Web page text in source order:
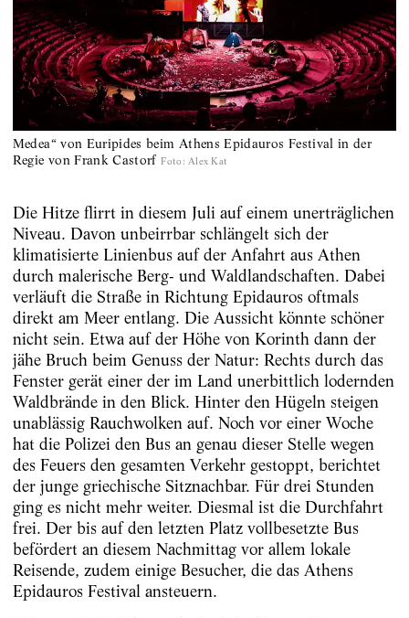
Medea“ von Euripides beim Athens Epidauros Festival in der
Regie von Frank Castorf Foto: Alex Kat
Die Hitze flirrt in diesem Juli auf einem unerträglichen
Niveau. Davon unbeirrbar schlängelt sich der
klimatisierte Linienbus auf der Anfahrt aus Athen
durch malerische Berg- und Waldlandschaften. Dabei
verläuft die Straße in Richtung Epidauros oftmals
direkt am Meer entlang. Die Aussicht könnte schöner
nicht sein. Etwa auf der Höhe von Korinth dann der
jähe Bruch beim Genuss der Natur: Rechts durch das
Fenster gerät einer der im Land unerbittlich lodernden
Waldbrände in den Blick. Hinter den Hügeln steigen
unablässig Rauchwolken auf. Noch vor einer Woche
hat die Polizei den Bus an genau dieser Stelle wegen
des Feuers den gesamten Verkehr gestoppt, berichtet
der junge griechische Sitznachbar. Für drei Stunden
ging es nicht mehr weiter. Diesmal ist die Durchfahrt
frei. Der bis auf den letzten Platz vollbesetzte Bus
befördert an diesem Nachmittag vor allem lokale
Reisende, zudem einige Besucher, die das Athens
Epidauros Festival ansteuern.